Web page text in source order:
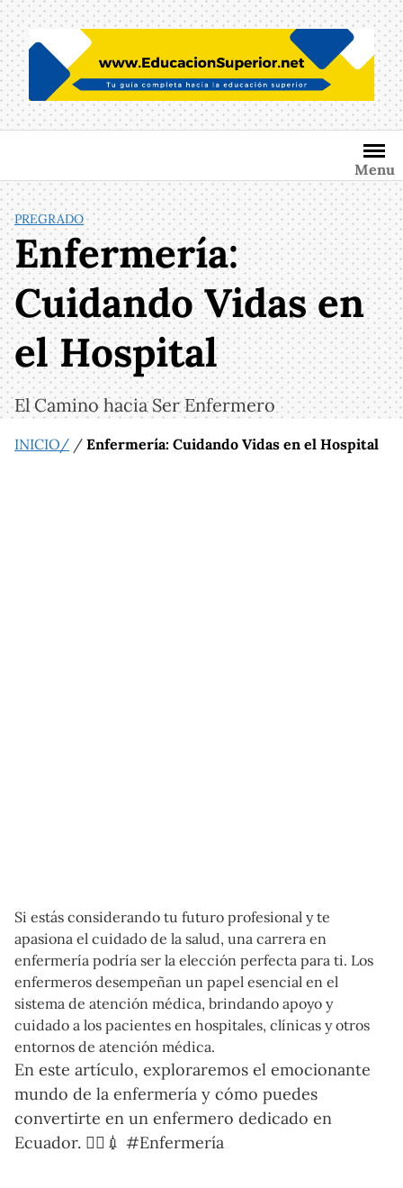
Saltar
al
contenido
Menu
PREGRADO
Enfermería:
Cuidando Vidas en
el Hospital
El Camino hacia Ser Enfermero
INICIO/ / Enfermería: Cuidando Vidas en el Hospital
Si estás considerando tu futuro profesional y te
apasiona el cuidado de la salud, una carrera en
enfermería podría ser la elección perfecta para ti. Los
enfermeros desempeñan un papel esencial en el
sistema de atención médica, brindando apoyo y
cuidado a los pacientes en hospitales, clínicas y otros
entornos de atención médica.
En este artículo, exploraremos el emocionante
mundo de la enfermería y cómo puedes
convertirte en un enfermero dedicado en
Ecuador. 👩‍⚕️💉 #Enfermería